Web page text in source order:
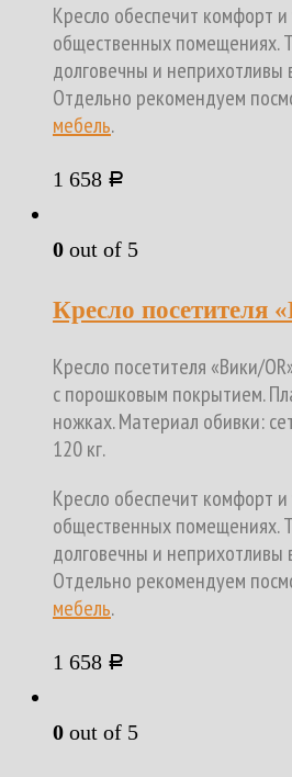
Кресло обеспечит комфорт
общественных помещениях.
долговечны и неприхотливы
Отдельно рекомендуем
мебель.
1 658 Р
0 out of 5
Кресло посетителя
Кресло посетителя «Вики/
с порошковым покрытием.
ножках. Материал обивки:
120 кг.
Кресло обеспечит комфорт
общественных помещениях.
долговечны и неприхотливы
Отдельно рекомендуем
мебель.
1 658 Р
0 out of 5